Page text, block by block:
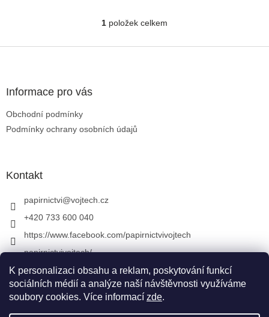
K personalizaci obsahu a reklam, poskytování funkcí
sociálních médií a analýze naší návštěvnosti využíváme
soubory cookies. Více informací zde.
Ovládací prvky výpisu
1 položek celkem
Informace pro vás
Obchodní podmínky
Podmínky ochrany osobních údajů
Kontakt
papirnictvi@vojtech.cz
+420 733 600 040
https://www.facebook.com/papirnictvivojtech
papirnictvivojtech/
+420 733 600 040